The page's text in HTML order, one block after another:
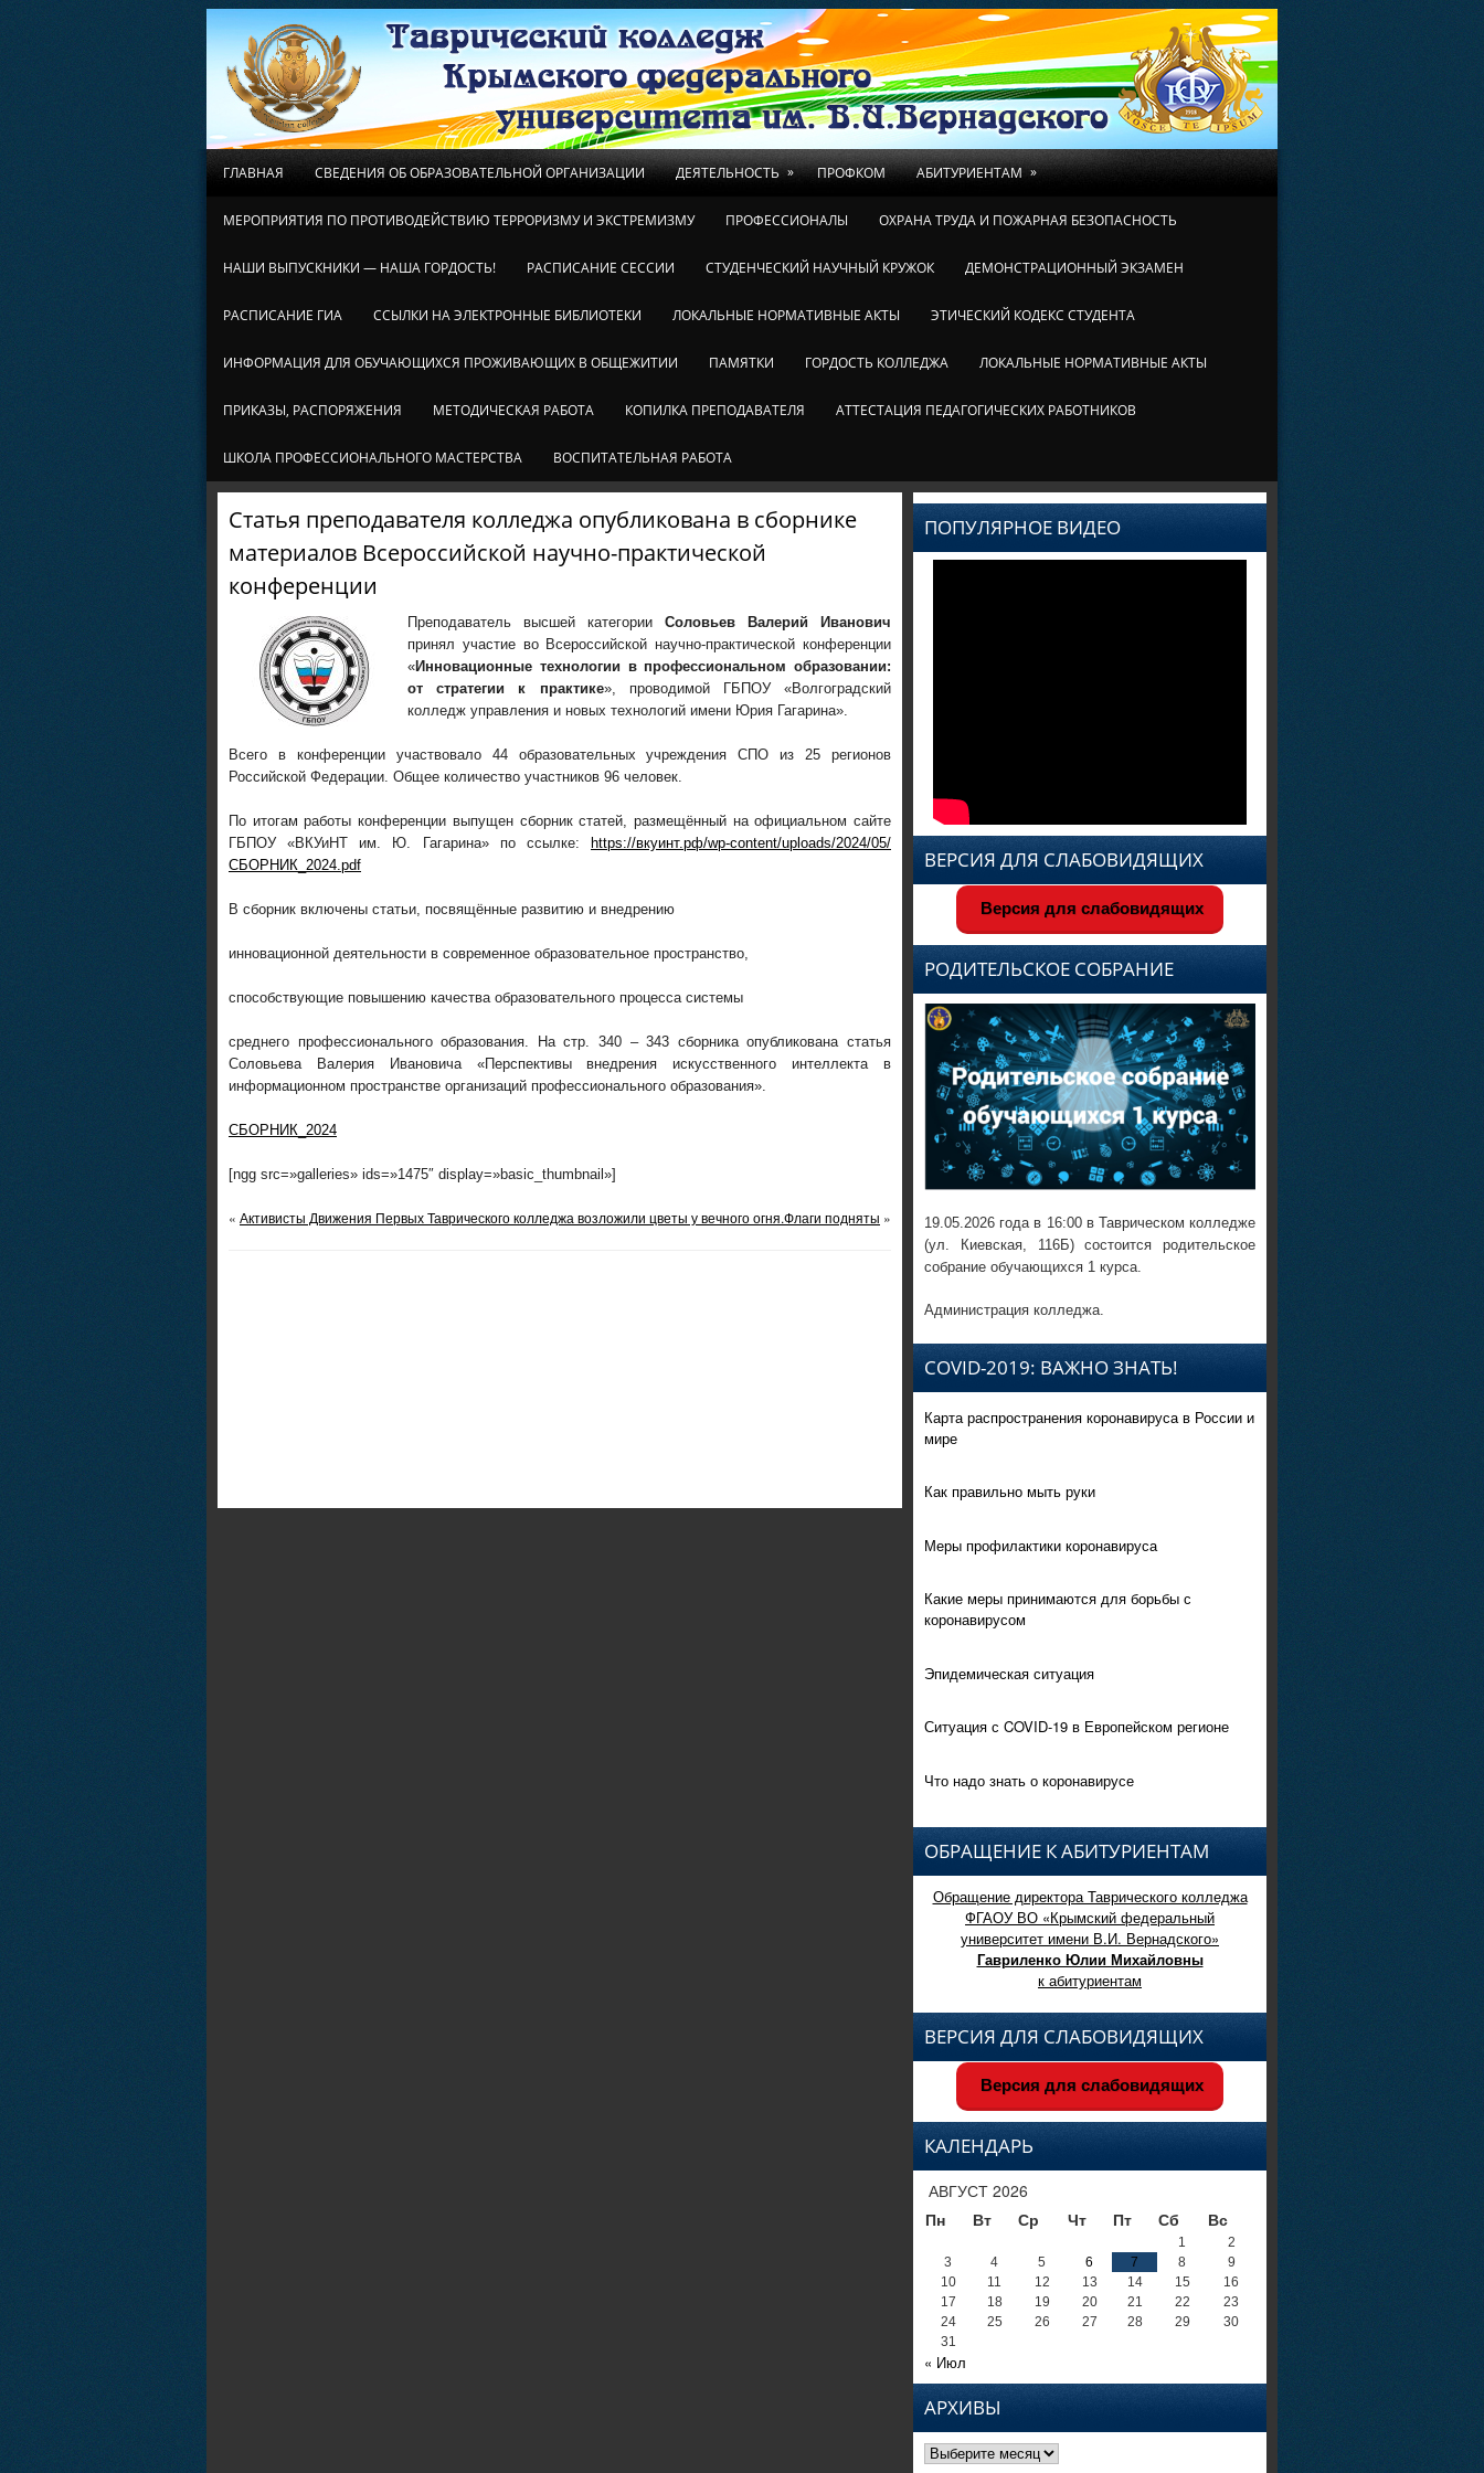
ГЛАВНАЯ СВЕДЕНИЯ ОБ ОБРАЗОВАТЕЛЬНОЙ ОРГАНИЗАЦИИ ДЕЯТЕЛЬНОСТЬ » ПРОФКОМ АБИТУРИЕНТАМ »
МЕРОПРИЯТИЯ ПО ПРОТИВОДЕЙСТВИЮ ТЕРРОРИЗМУ И ЭКСТРЕМИЗМУ ПРОФЕССИОНАЛЫ ОХРАНА ТРУДА И ПОЖАРНАЯ БЕЗОПАСНОСТЬ
НАШИ ВЫПУСКНИКИ — НАША ГОРДОСТЬ! РАСПИСАНИЕ СЕССИИ СТУДЕНЧЕСКИЙ НАУЧНЫЙ КРУЖОК ДЕМОНСТРАЦИОННЫЙ ЭКЗАМЕН
РАСПИСАНИЕ ГИА ССЫЛКИ НА ЭЛЕКТРОННЫЕ БИБЛИОТЕКИ ЛОКАЛЬНЫЕ НОРМАТИВНЫЕ АКТЫ ЭТИЧЕСКИЙ КОДЕКС СТУДЕНТА
ИНФОРМАЦИЯ ДЛЯ ОБУЧАЮЩИХСЯ ПРОЖИВАЮЩИХ В ОБЩЕЖИТИИ ПАМЯТКИ ГОРДОСТЬ КОЛЛЕДЖА ЛОКАЛЬНЫЕ НОРМАТИВНЫЕ АКТЫ
ПРИКАЗЫ, РАСПОРЯЖЕНИЯ МЕТОДИЧЕСКАЯ РАБОТА КОПИЛКА ПРЕПОДАВАТЕЛЯ АТТЕСТАЦИЯ ПЕДАГОГИЧЕСКИХ РАБОТНИКОВ
ШКОЛА ПРОФЕССИОНАЛЬНОГО МАСТЕРСТВА ВОСПИТАТЕЛЬНАЯ РАБОТА
Статья преподавателя колледжа опубликована в сборнике
материалов Всероссийской научно-практической
конференции
Преподаватель высшей категории Соловьев Валерий Иванович
принял участие во Всероссийской научно-практической конференции
«Инновационные технологии в профессиональном образовании:
от стратегии к практике», проводимой ГБПОУ «Волгоградский
колледж управления и новых технологий имени Юрия Гагарина».
Всего в конференции участвовало 44 образовательных учреждения СПО из 25 регионов
Российской Федерации. Общее количество участников 96 человек.
По итогам работы конференции выпущен сборник статей, размещённый на официальном сайте
ГБПОУ «ВКУиНТ им. Ю. Гагарина» по ссылке:
https://вкуинт.рф/wp-content/uploads/2024/05/
СБОРНИК_2024.pdf
В сборник включены статьи, посвящённые развитию и внедрению
инновационной деятельности в современное образовательное пространство,
способствующие повышению качества образовательного процесса системы
среднего профессионального образования. На стр. 340 – 343 сборника опубликована статья
Соловьева Валерия Ивановича «Перспективы внедрения искусственного интеллекта в
информационном пространстве организаций профессионального образования».
СБОРНИК_2024
[ngg src=»galleries» ids=»1475″ display=»basic_thumbnail»]
« Активисты Движения Первых Таврического колледжа возложили цветы у вечного огня.Флаги подняты »
ПОПУЛЯРНОЕ ВИДЕО
ВЕРСИЯ ДЛЯ СЛАБОВИДЯЩИХ
Версия для слабовидящих
РОДИТЕЛЬСКОЕ СОБРАНИЕ
19.05.2026 года в 16:00 в Таврическом колледже
(ул. Киевская, 116Б) состоится родительское
собрание обучающихся 1 курса.
Администрация колледжа.
COVID-2019: ВАЖНО ЗНАТЬ!
Карта распространения коронавируса в России и
мире
Как правильно мыть руки
Меры профилактики коронавируса
Какие меры принимаются для борьбы с
коронавирусом
Эпидемическая ситуация
Ситуация с COVID-19 в Европейском регионе
Что надо знать о коронавирусе
ОБРАЩЕНИЕ К АБИТУРИЕНТАМ
Обращение директора Таврического колледжа
ФГАОУ ВО «Крымский федеральный
университет имени В.И. Вернадского»
Гавриленко Юлии Михайловны
к абитуриентам
ВЕРСИЯ ДЛЯ СЛАБОВИДЯЩИХ
Версия для слабовидящих
КАЛЕНДАРЬ
АВГУСТ 2026
Пн
Вт Ср Чт Пт Сб Вс
1
2
3
4 5 6 7 8
9
10
11 12 13 14 15
16
17
18 19 20 21 22
23
24
25 26 27 28 29
30
31
« Июл
АРХИВЫ
Архивы